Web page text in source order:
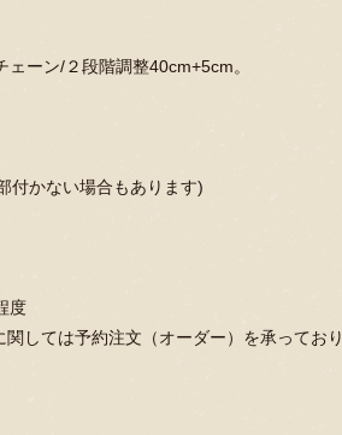
ーン/２段階調整40cm+5cm。
付かない場合もあります)
度
しては予約注文（オーダー）を承ってお